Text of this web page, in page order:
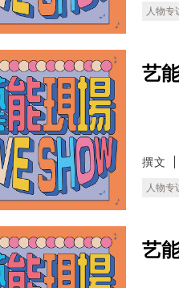
人物专
艺
撰文
人物专
艺